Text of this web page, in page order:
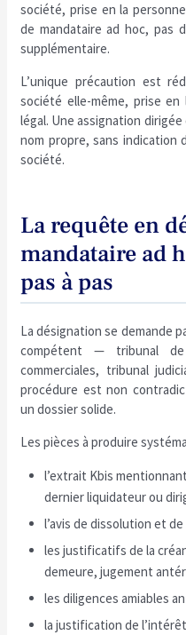
société, prise en la
de mandataire ad hoc, pas
supplémentaire.
L’unique précaution est
société elle-même, prise
légal. Une assignation
nom propre, sans indication
société.
La requête en
mandataire ad
pas à pas
La désignation se demande
compétent — tribunal
commerciales, tribunal
procédure est non
un dossier solide.
Les pièces à produire
l’extrait Kbis
dernier liquidateur ou
l’avis de dissolution et
les justificatifs de la
demeure, jugement
les diligences amiables
la justification de